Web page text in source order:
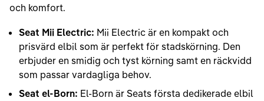
och komfort.
Seat Mii Electric: Mii Electric är en kompakt och
prisvärd elbil som är perfekt för stadskörning. Den
erbjuder en smidig och tyst körning samt en räckvidd
som passar vardagliga behov.
Seat el-Born: El-Born är Seats första dedikerade elbil